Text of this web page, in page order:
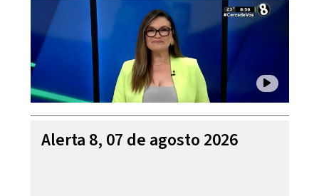
Alerta 8, 07 de agosto 2026